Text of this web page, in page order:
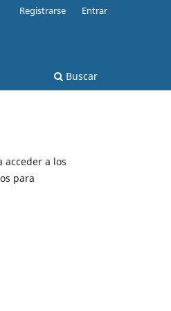
Buscar
Registrarse Entrar
acceder a los
para